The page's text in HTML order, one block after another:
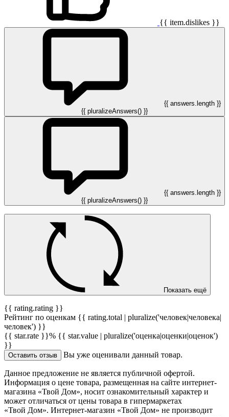
{{ item.dislikes }}
{{ answers.length }}
{{ pluralizeAnswers() }}
{{ answers.length }}
{{ pluralizeAnswers() }}
Показать ещё
{{ rating.rating }}
Рейтинг по оценкам {{ rating.total | pluralize('человек|человека|
человек') }}
{{ star.rate }}% {{ star.value | pluralize('оценка|оценки|оценок')
}}
Оставить отзыв Вы уже оценивали данный товар.
Данное предложение не является публичной офертой.
Информация о цене товара, размещенная на сайте интернет-
магазина «Твой Дом», носит ознакомительный характер и
может отличаться от цены товара в гипермаркетах
«Твой Дом». Интернет-магазин «Твой Дом» не производит